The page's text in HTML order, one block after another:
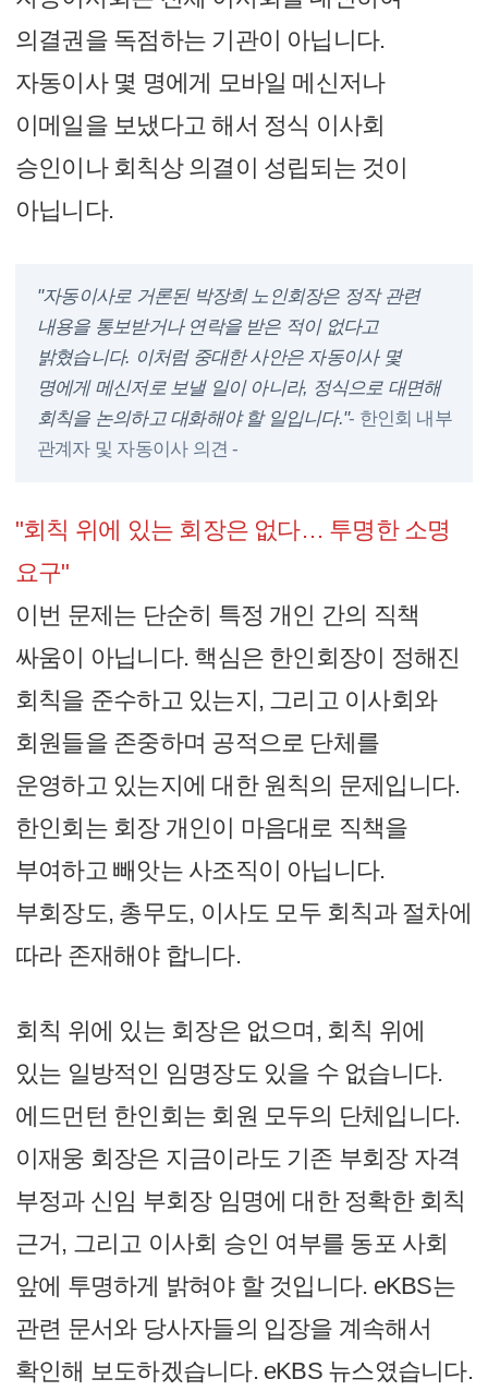
의결권을 독점하는 기관이 아닙니다.
자동이사 몇 명에게 모바일 메신저나
이메일을 보냈다고 해서 정식 이사회
승인이나 회칙상 의결이 성립되는 것이
아닙니다.
"자동이사로 거론된 박장희 노인회장은 정작 관련
내용을 통보받거나 연락을 받은 적이 없다고
밝혔습니다. 이처럼 중대한 사안은 자동이사 몇
명에게 메신저로 보낼 일이 아니라, 정식으로 대면해
회칙을 논의하고 대화해야 할 일입니다."- 한인회 내부
관계자 및 자동이사 의견 -
"회칙 위에 있는 회장은 없다… 투명한 소명
요구"
이번 문제는 단순히 특정 개인 간의 직책
싸움이 아닙니다. 핵심은 한인회장이 정해진
회칙을 준수하고 있는지, 그리고 이사회와
회원들을 존중하며 공적으로 단체를
운영하고 있는지에 대한 원칙의 문제입니다.
한인회는 회장 개인이 마음대로 직책을
부여하고 빼앗는 사조직이 아닙니다.
부회장도, 총무도, 이사도 모두 회칙과 절차에
따라 존재해야 합니다.
회칙 위에 있는 회장은 없으며, 회칙 위에
있는 일방적인 임명장도 있을 수 없습니다.
에드먼턴 한인회는 회원 모두의 단체입니다.
이재웅 회장은 지금이라도 기존 부회장 자격
부정과 신임 부회장 임명에 대한 정확한 회칙
근거, 그리고 이사회 승인 여부를 동포 사회
앞에 투명하게 밝혀야 할 것입니다. eKBS는
관련 문서와 당사자들의 입장을 계속해서
확인해 보도하겠습니다. eKBS 뉴스였습니다.